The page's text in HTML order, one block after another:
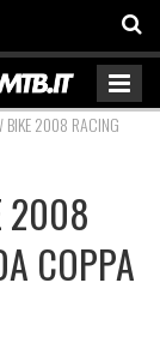
BIKE 2008 RACING
2008
COPPA